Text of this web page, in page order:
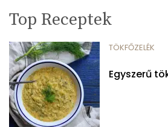
Top Receptek
TÖKFŐZELÉK
Egyszerű